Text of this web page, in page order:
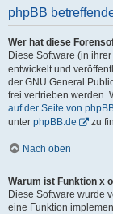
phpBB
Wer hat diese
Diese Software (in
entwickelt und
der GNU General
frei vertrieben werden.
auf der Seite von
unter phpBB.de zu
Nach oben
Warum ist Funktion x
Diese Software wurde
eine Funktion